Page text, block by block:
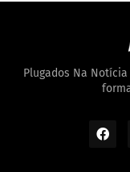
Plugados Na